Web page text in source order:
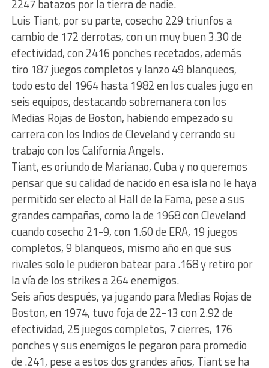
2247 batazos por la tierra de nadie.
Luis Tiant, por su parte, cosecho 229 triunfos a
cambio de 172 derrotas, con un muy buen 3.30 de
efectividad, con 2416 ponches recetados, además
tiro 187 juegos completos y lanzo 49 blanqueos,
todo esto del 1964 hasta 1982 en los cuales jugo en
seis equipos, destacando sobremanera con los
Medias Rojas de Boston, habiendo empezado su
carrera con los Indios de Cleveland y cerrando su
trabajo con los California Angels.
Tiant, es oriundo de Marianao, Cuba y no queremos
pensar que su calidad de nacido en esa isla no le haya
permitido ser electo al Hall de la Fama, pese a sus
grandes campañas, como la de 1968 con Cleveland
cuando cosecho 21-9, con 1.60 de ERA, 19 juegos
completos, 9 blanqueos, mismo año en que sus
rivales solo le pudieron batear para .168 y retiro por
la vía de los strikes a 264 enemigos.
Seis años después, ya jugando para Medias Rojas de
Boston, en 1974, tuvo foja de 22-13 con 2.92 de
efectividad, 25 juegos completos, 7 cierres, 176
ponches y sus enemigos le pegaron para promedio
de .241, pese a estos dos grandes años, Tiant se ha